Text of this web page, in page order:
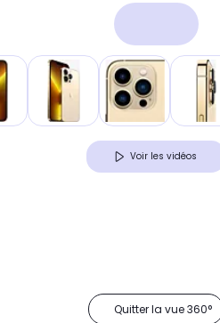
Voir les vidéos
Quitter la vue 360°